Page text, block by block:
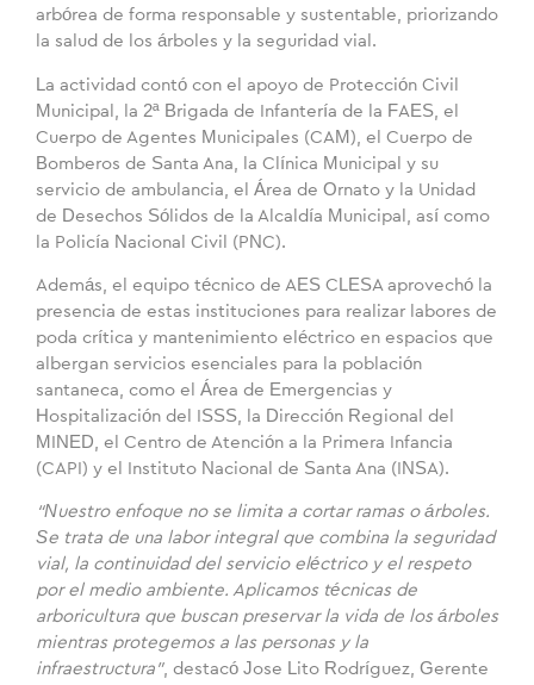
arbórea de forma responsable y sustentable, priorizando
la salud de los árboles y la seguridad vial.
La actividad contó con el apoyo de Protección Civil
Municipal, la 2ª Brigada de Infantería de la FAES, el
Cuerpo de Agentes Municipales (CAM), el Cuerpo de
Bomberos de Santa Ana, la Clínica Municipal y su
servicio de ambulancia, el Área de Ornato y la Unidad
de Desechos Sólidos de la Alcaldía Municipal, así como
la Policía Nacional Civil (PNC).
Además, el equipo técnico de AES CLESA aprovechó la
presencia de estas instituciones para realizar labores de
poda crítica y mantenimiento eléctrico en espacios que
albergan servicios esenciales para la población
santaneca, como el Área de Emergencias y
Hospitalización del ISSS, la Dirección Regional del
MINED, el Centro de Atención a la Primera Infancia
(CAPI) y el Instituto Nacional de Santa Ana (INSA).
“Nuestro enfoque no se limita a cortar ramas o árboles.
Se trata de una labor integral que combina la seguridad
vial, la continuidad del servicio eléctrico y el respeto
por el medio ambiente. Aplicamos técnicas de
arboricultura que buscan preservar la vida de los árboles
mientras protegemos a las personas y la
infraestructura”, destacó Jose Lito Rodríguez, Gerente